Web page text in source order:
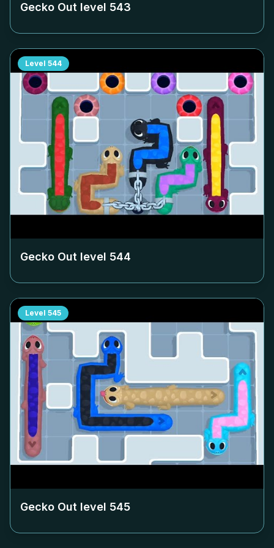
Gecko Out level 543
Level 544
Gecko Out level 544
Level 545
Gecko Out level 545